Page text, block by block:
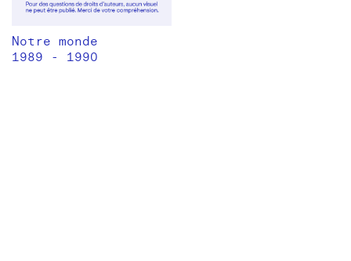
Notre monde
1989 - 1990